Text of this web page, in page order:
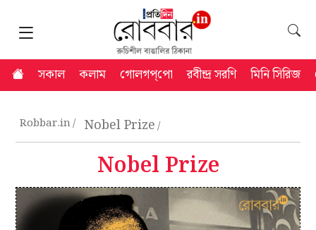
সকাল কলাম গোলগপ্‌পো রবীন্দ্র সরণি মিনি সিরিজ
Robbar.in Nobel Prize
Nobel Prize